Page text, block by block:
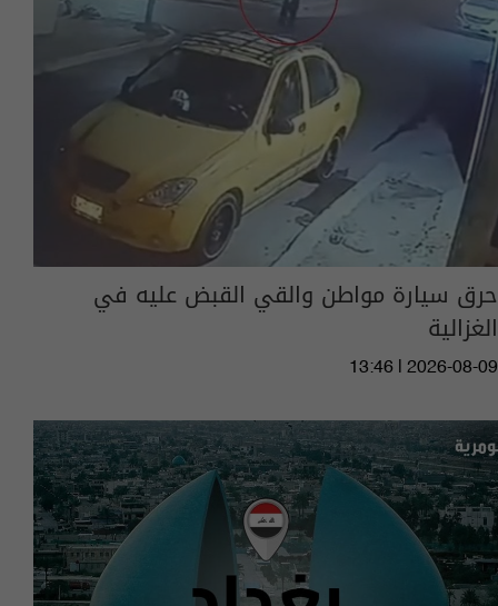
حرق سيارة مواطن والقي القبض عليه في
الغزالية
13:46 | 2026-08-09